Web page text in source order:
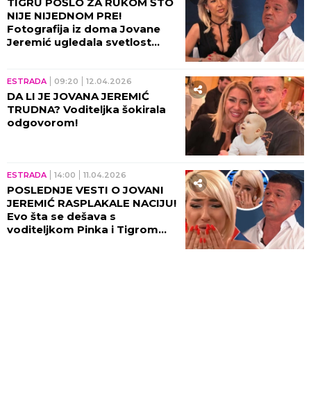
NIJE NIJEDNOM PRE!
Fotografija iz doma Jovane
Jeremić ugledala svetlost
ESTRADA 09:20 12.04.2026
DA LI JE JOVANA JEREMIĆ
TRUDNA? Voditeljka šokirala
odgovorom!
ESTRADA 14:00 11.04.2026
POSLEDNJE VESTI O JOVANI
JEREMIĆ RASPLAKALE NACIJU!
Evo šta se dešava s
voditeljkom Pinka i Tigrom